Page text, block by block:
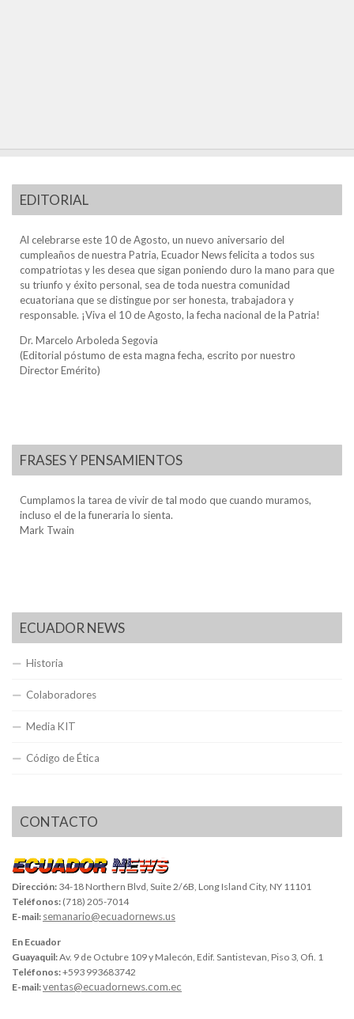
EDITORIAL
Al celebrarse este 10 de Agosto, un nuevo aniversario del
cumpleaños de nuestra Patria, Ecuador News felicita a todos sus
compatriotas y les desea que sigan poniendo duro la mano para que
su triunfo y éxito personal, sea de toda nuestra comunidad
ecuatoriana que se distingue por ser honesta, trabajadora y
responsable. ¡Viva el 10 de Agosto, la fecha nacional de la Patria!
Dr. Marcelo Arboleda Segovia
(Editorial póstumo de esta magna fecha, escrito por nuestro
Director Emérito)
FRASES Y PENSAMIENTOS
Cumplamos la tarea de vivir de tal modo que cuando muramos,
incluso el de la funeraria lo sienta.
Mark Twain
ECUADOR NEWS
Historia
Colaboradores
Media KIT
Código de Ética
CONTACTO
Dirección: 34-18 Northern Blvd, Suite 2/6B, Long Island City, NY 11101
Teléfonos: (718) 205-7014
E-mail: semanario@ecuadornews.us
En Ecuador
Guayaquil:Av. 9 de Octubre 109 y Malecón, Edif. Santistevan, Piso 3, Ofi. 1
Teléfonos:+593 993683742
E-mail:ventas@ecuadornews.com.ec